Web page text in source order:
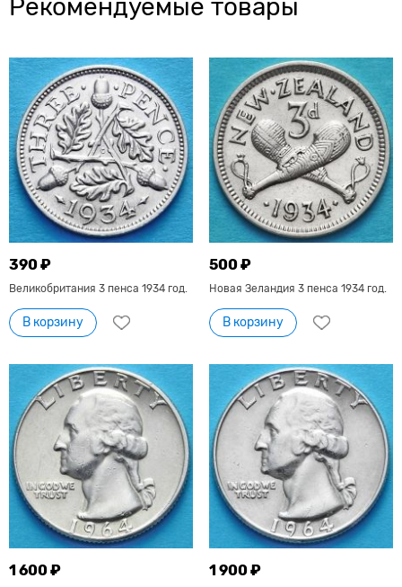
Рекомендуемые товары
390 ₽
Великобритания 3 пенса 1934 год.
В корзину
500 ₽
Новая Зеландия 3 пенса 1934 год.
В корзину
1 600 ₽ 1 900 ₽